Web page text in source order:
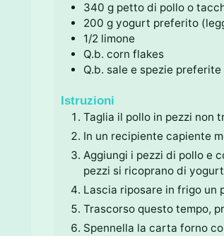
340 g petto di pollo o
200 g yogurt preferito
1/2 limone
Q.b. corn flakes
Q.b. sale e spezie preferite
Istruzioni
Taglia il pollo in pezzi non
In un recipiente capiente
Aggiungi i pezzi di pollo e
pezzi si ricoprano di
Lascia riposare in frigo un
Trascorso questo tempo,
Spennella la carta forno